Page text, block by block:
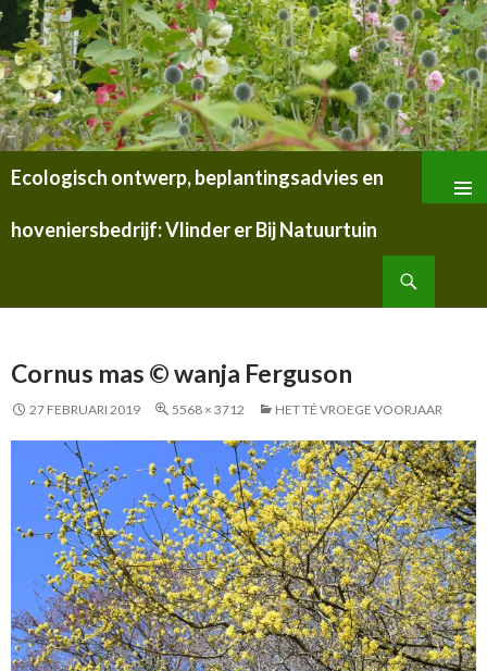
Ecologisch ontwerp, beplantingsadvies en
hoveniersbedrijf: Vlinder er Bij Natuurtuin
NAAR
INHOUD
Cornus mas © wanja Ferguson
27 FEBRUARI 2019 5568 × 3712 HET TÉ VROEGE VOORJAAR